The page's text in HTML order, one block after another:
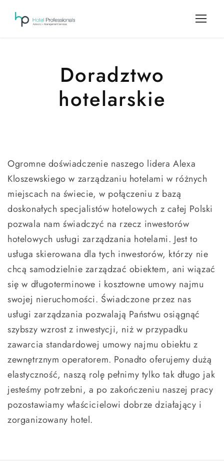
Doradztwo
hotelarskie
Ogromne doświadczenie naszego lidera Alexa
Kloszewskiego w zarządzaniu hotelami w różnych
miejscach na świecie, w połączeniu z bazą
doskonałych specjalistów hotelowych z całej Polski
pozwala nam świadczyć na rzecz inwestorów
hotelowych usługi zarządzania hotelami. Jest to
usługa skierowana dla tych inwestorów, którzy nie
chcą samodzielnie zarządzać obiektem, ani wiązać
się w długoterminowe i kosztowne umowy najmu
swojej nieruchomości. Świadczone przez nas
usługi zarządzania pozwalają Państwu osiągnąć
szybszy wzrost z inwestycji, niż w przypadku
zawarcia standardowej umowy najmu obiektu z
zewnętrznym operatorem. Ponadto oferujemy dużą
elastyczność, naszą rolę pełnimy tylko tak długo jak
jesteśmy potrzebni, a po zakończeniu naszej pracy
pozostawiamy właścicielowi dobrze działający i
zorganizowany hotel.